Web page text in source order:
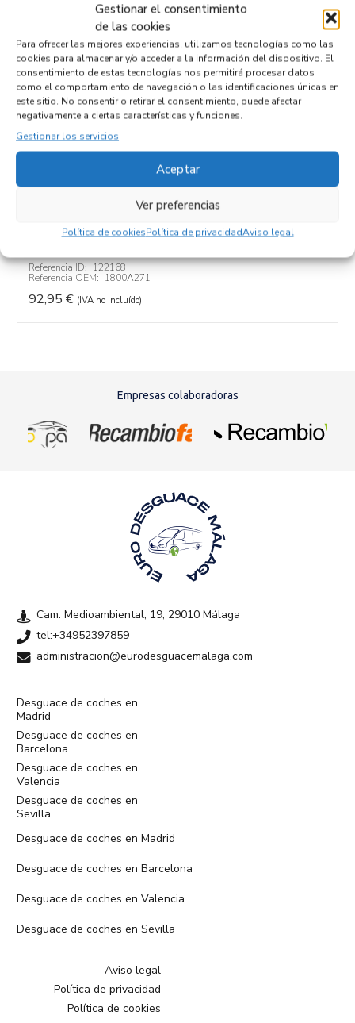
Gestionar el consentimiento
de las cookies
Para ofrecer las mejores experiencias, utilizamos tecnologías como las
cookies para almacenar y/o acceder a la información del dispositivo. El
consentimiento de estas tecnologías nos permitirá procesar datos
como el comportamiento de navegación o las identificaciones únicas en
este sitio. No consentir o retirar el consentimiento, puede afectar
negativamente a ciertas características y funciones.
Gestionar los servicios
Aceptar
Ver preferencias
Política de cookiesPolítica de privacidadAviso legal
combustible
Código motor
4N13
Código cambio
Productos relacionados
ALTERNADOR 1800A271
Referencia ID: 122168
Referencia OEM: 1800A271
92,95 € (IVA no incluído)
Empresas colaboradoras
Cam. Medioambiental, 19, 29010 Málaga
tel:+34952397859
administracion@eurodesguacemalaga.com
Desguace de coches en
Madrid
Desguace de coches en
Barcelona
Desguace de coches en
Valencia
Desguace de coches en
Sevilla
Desguace de coches en Madrid
Desguace de coches en Barcelona
Desguace de coches en Valencia
Desguace de coches en Sevilla
Aviso legal
Política de privacidad
Política de cookies